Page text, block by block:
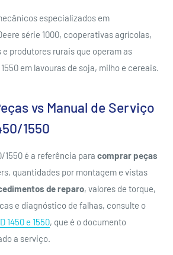
especializados em
série 1000, cooperativas agrícolas,
produtores rurais que operam as
em lavouras de soja, milho e cereais.
vs Manual de Serviço
1550
1550 é a referência para comprar peças
quantidades por montagem e vistas
de reparo, valores de torque,
e diagnóstico de falhas, consulte o
1450 e 1550, que é o documento
a serviço.